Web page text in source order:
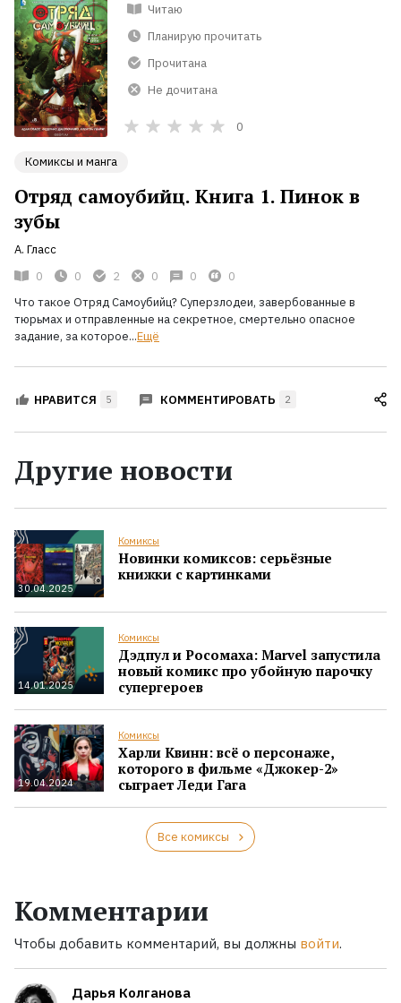
Читаю
Планирую прочитать
Прочитана
Не дочитана
0
Комиксы и манга
Отряд самоубийц. Книга 1. Пинок в
зубы
А. Гласс
0
0 2 0 0
0
Что такое Отряд Самоубийц? Суперзлодеи, завербованные в
тюрьмах и отправленные на секретное, смертельно опасное
задание, за которое...Ещё
НРАВИТСЯ 5 КОММЕНТИРОВАТЬ 2
Другие новости
30.04.2025
Комиксы
Новинки комиксов: серьёзные
книжки с картинками
14.01.2025
Комиксы
Дэдпул и Росомаха: Marvel запустила
новый комикс про убойную парочку
супергероев
19.04.2024
Комиксы
Харли Квинн: всё о персонаже,
которого в фильме «Джокер-2»
сыграет Леди Гага
Все комиксы
Комментарии
Чтобы добавить комментарий, вы должны войти.
Дарья Колганова